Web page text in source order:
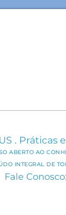
. Práticas
ABERTO AO
INTEGRAL DE
Fale